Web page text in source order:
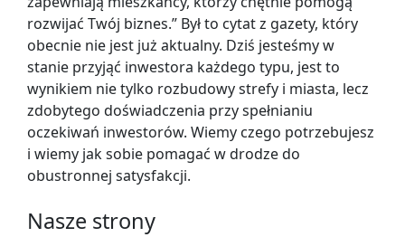
rozwijać Twój biznes.” Był to cytat z gazety, który
obecnie nie jest już aktualny. Dziś jesteśmy w
stanie przyjąć inwestora każdego typu, jest to
wynikiem nie tylko rozbudowy strefy i miasta, lecz
zdobytego doświadczenia przy spełnianiu
oczekiwań inwestorów. Wiemy czego potrzebujesz
i wiemy jak sobie pomagać w drodze do
obustronnej satysfakcji.
Nasze strony